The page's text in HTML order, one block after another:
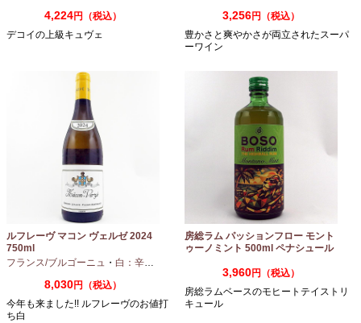
4,224円（税込）
デコイの上級キュヴェ
3,256円（税込）
豊かさと爽やかさが両立されたスーパ
ーワイン
ルフレーヴ マコン ヴェルゼ 2024
750ml
フランス/ブルゴーニュ ・ 白：辛口
8,030円（税込）
今年も来ました!! ルフレーヴのお値打
ち白
房総ラム パッションフロー モント
ゥーノミント 500ml ペナシュール
3,960円（税込）
房総ラムベースのモヒートテイストリ
キュール